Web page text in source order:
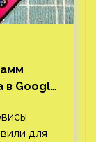
в Google
для